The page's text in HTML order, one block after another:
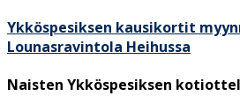
Ykköspesiksen kausikortit
Lounasravintola Heihussa
Naisten Ykköspesiksen